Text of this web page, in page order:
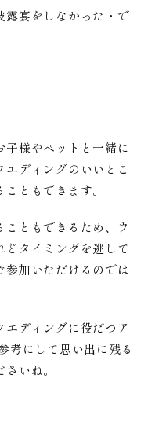
宴をしなかった・で
様やペットと一緒に
ディングのいいとこ
ともできます。
ともできるため、ウ
タイミングを逃して
加いただけるのでは
ディングに役だつア
にして思い出に残る
いね。